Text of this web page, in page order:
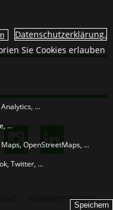
MITARBEITER-LOGIN
Datenschutzerklärung.
Sie Cookies erlauben
...
...
OpenStreetMaps, ...
Twitter, ...